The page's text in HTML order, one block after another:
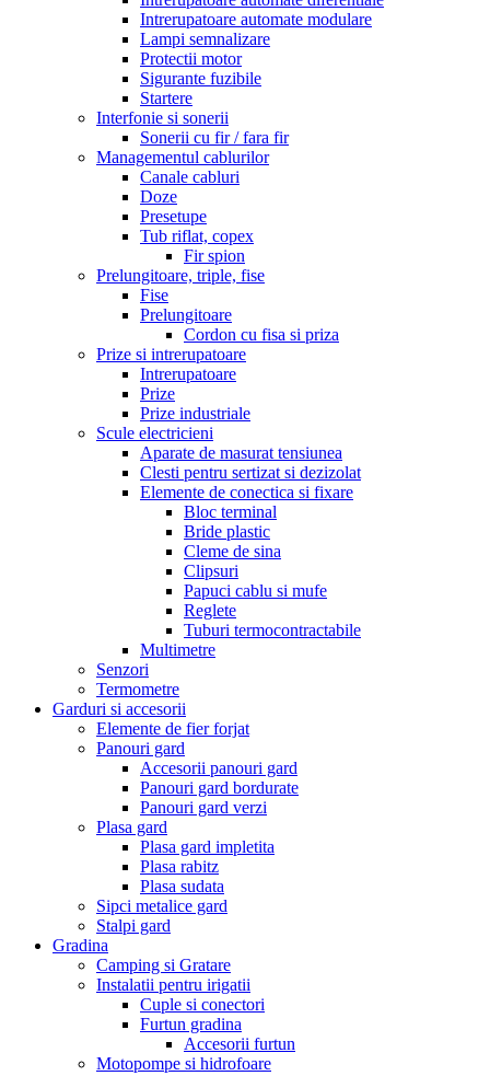
Intrerupatoare automate modulare
Lampi semnalizare
Protectii motor
Sigurante fuzibile
Startere
Interfonie si sonerii
Sonerii cu fir / fara fir
Managementul cablurilor
Canale cabluri
Doze
Presetupe
Tub riflat, copex
Fir spion
Prelungitoare, triple, fise
Fise
Prelungitoare
Cordon cu fisa si priza
Prize si intrerupatoare
Intrerupatoare
Prize
Prize industriale
Scule electricieni
Aparate de masurat tensiunea
Clesti pentru sertizat si dezizolat
Elemente de conectica si fixare
Bloc terminal
Bride plastic
Cleme de sina
Clipsuri
Papuci cablu si mufe
Reglete
Tuburi termocontractabile
Multimetre
Senzori
Termometre
Garduri si accesorii
Elemente de fier forjat
Panouri gard
Accesorii panouri gard
Panouri gard bordurate
Panouri gard verzi
Plasa gard
Plasa gard impletita
Plasa rabitz
Plasa sudata
Sipci metalice gard
Stalpi gard
Gradina
Camping si Gratare
Instalatii pentru irigatii
Cuple si conectori
Furtun gradina
Accesorii furtun
Motopompe si hidrofoare